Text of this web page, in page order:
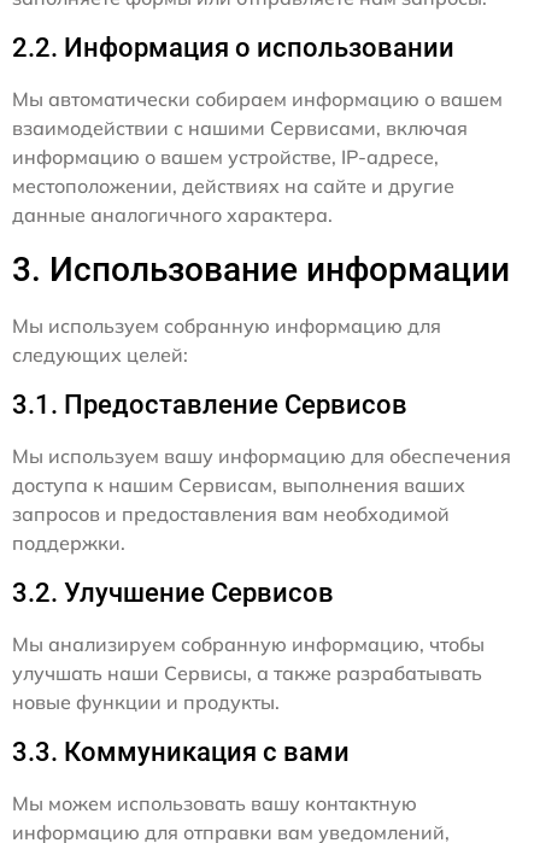
2.2. Информация о использовании
Мы автоматически собираем информацию о вашем
взаимодействии с нашими Сервисами, включая
информацию о вашем устройстве, IP-адресе,
местоположении, действиях на сайте и другие
данные аналогичного характера.
3. Использование информации
Мы используем собранную информацию для
следующих целей:
3.1. Предоставление Сервисов
Мы используем вашу информацию для обеспечения
доступа к нашим Сервисам, выполнения ваших
запросов и предоставления вам необходимой
поддержки.
3.2. Улучшение Сервисов
Мы анализируем собранную информацию, чтобы
улучшать наши Сервисы, а также разрабатывать
новые функции и продукты.
3.3. Коммуникация с вами
Мы можем использовать вашу контактную
информацию для отправки вам уведомлений,